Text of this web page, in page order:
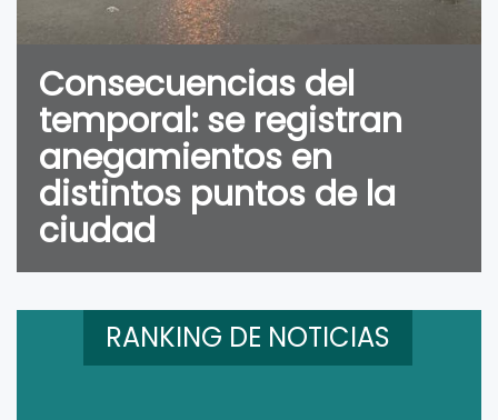
Consecuencias del
temporal: se registran
anegamientos en
distintos puntos de la
ciudad
RANKING DE NOTICIAS